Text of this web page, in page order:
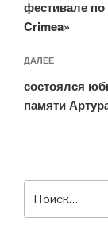
фестивале
Crimea»
Следующая
запись
ДАЛЕЕ
состоялся
памяти